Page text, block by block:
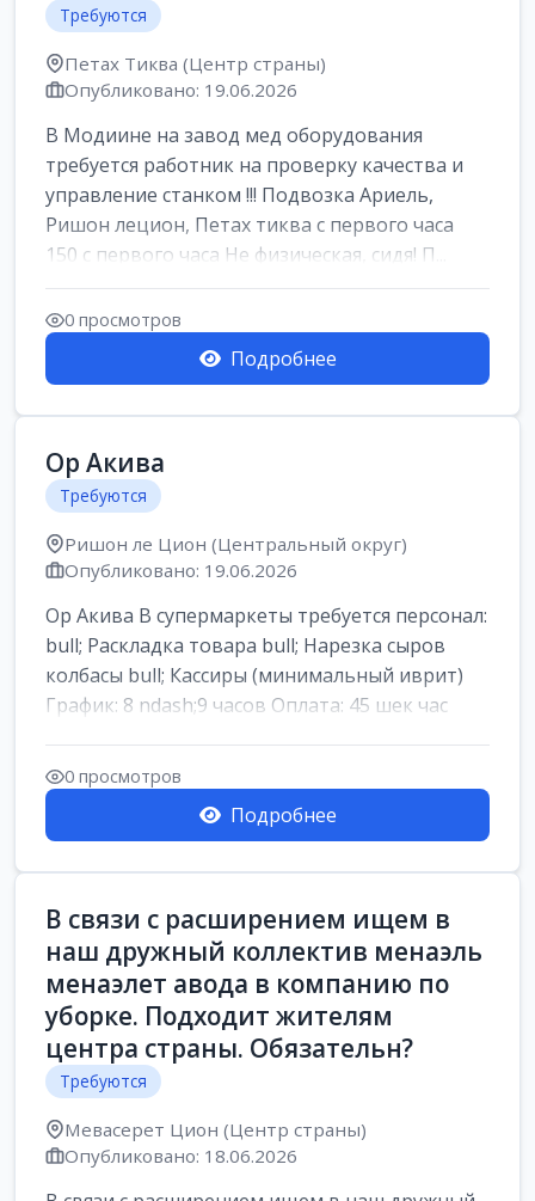
Требуются
Петах Тиква (Центр страны)
Опубликовано: 19.06.2026
В Модиине на завод мед оборудования
требуется работник на проверку качества и
управление станком !!! Подвозка Ариель,
Ришон лецион, Петах тиква с первого часа
150 с первого часа Не физическая, сидя! П...
0 просмотров
Подробнее
Ор Акива
Требуются
Ришон ле Цион (Центральный округ)
Опубликовано: 19.06.2026
Ор Акива В супермаркеты требуется персонал:
bull; Раскладка товара bull; Нарезка сыров
колбасы bull; Кассиры (минимальный иврит)
График: 8 ndash;9 часов Оплата: 45 шек час
0 просмотров
Подробнее
В связи с расширением ищем в
наш дружный коллектив менаэль
менаэлет авода в компанию по
уборке. Подходит жителям
центра страны. Обязательн?
Требуются
Мевасерет Цион (Центр страны)
Опубликовано: 18.06.2026